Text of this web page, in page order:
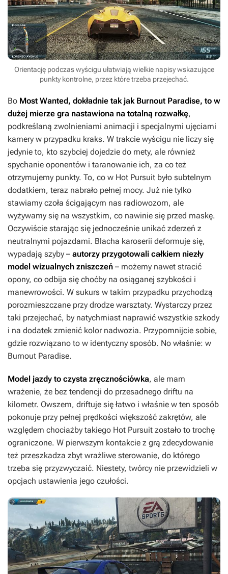
Orientację podczas wyścigu ułatwiają wielkie napisy wskazujące
punkty kontrolne, przez które trzeba przejechać.
Bo Most Wanted, dokładnie tak jak Burnout Paradise, to w
dużej mierze gra nastawiona na totalną rozwałkę,
podkreślaną zwolnieniami animacji i specjalnymi ujęciami
kamery w przypadku kraks. W trakcie wyścigu nie liczy się
jedynie to, kto szybciej dojedzie do mety, ale również
spychanie oponentów i taranowanie ich, za co też
otrzymujemy punkty. To, co w Hot Pursuit było subtelnym
dodatkiem, teraz nabrało pełnej mocy. Już nie tylko
stawiamy czoła ścigającym nas radiowozom, ale
wyżywamy się na wszystkim, co nawinie się przed maskę.
Oczywiście starając się jednocześnie unikać zderzeń z
neutralnymi pojazdami. Blacha karoserii deformuje się,
wypadają szyby – autorzy przygotowali całkiem niezły
model wizualnych zniszczeń – możemy nawet stracić
opony, co odbija się choćby na osiąganej szybkości i
manewrowości. W sukurs w takim przypadku przychodzą
porozmieszczane przy drodze warsztaty. Wystarczy przez
taki przejechać, by natychmiast naprawić wszystkie szkody
i na dodatek zmienić kolor nadwozia. Przypomnijcie sobie,
gdzie rozwiązano to w identyczny sposób. No właśnie: w
Burnout Paradise.
Model jazdy to czysta zręcznościówka, ale mam
wrażenie, że bez tendencji do przesadnego driftu na
kilometr. Owszem, driftuje się łatwo i właśnie w ten sposób
pokonuje przy pełnej prędkości większość zakrętów, ale
względem chociażby takiego Hot Pursuit zostało to trochę
ograniczone. W pierwszym kontakcie z grą zdecydowanie
też przeszkadza zbyt wrażliwe sterowanie, do którego
trzeba się przyzwyczaić. Niestety, twórcy nie przewidzieli w
opcjach ustawienia jego czułości.